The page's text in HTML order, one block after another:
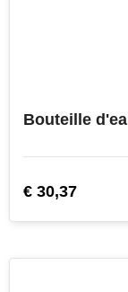
Bouteille
€ 30,37